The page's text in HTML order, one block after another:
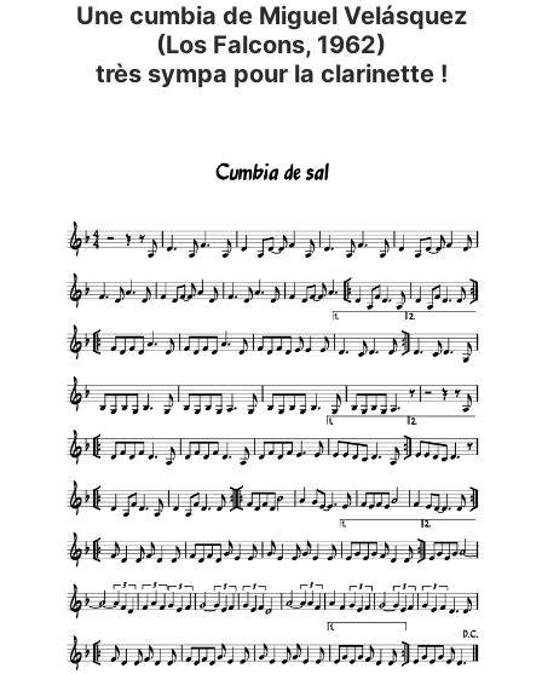
Une cumbia de Miguel Velásquez
(Los Falcons, 1962)
très sympa pour la clarinette !